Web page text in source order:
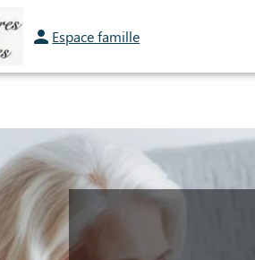
Espace famille
PRÉVOIR SES OBSÈQUESMONUMENTS